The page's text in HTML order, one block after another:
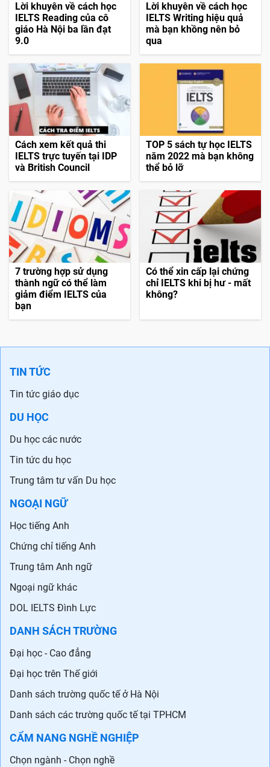
Lời khuyên về cách học
IELTS Reading của cô
giáo Hà Nội ba lần đạt
9.0
Lời khuyên về cách học
IELTS Writing hiệu quả
mà bạn khồng nên bỏ
qua
Cách xem kết quả thi
IELTS trực tuyến tại IDP
và British Council
TOP 5 sách tự học IELTS
năm 2022 mà bạn không
thể bỏ lỡ
7 trường hợp sử dụng
thành ngữ có thể làm
giảm điểm IELTS của
bạn
Có thể xin cấp lại chứng
chỉ IELTS khi bị hư - mất
không?
TIN TỨC
Tin tức giáo dục
DU HỌC
Du học các nước
Tin tức du học
Trung tâm tư vấn Du học
NGOẠI NGỮ
Học tiếng Anh
Chứng chỉ tiếng Anh
Trung tâm Anh ngữ
Ngoại ngữ khác
DOL IELTS Đình Lực
DANH SÁCH TRƯỜNG
Đại học - Cao đẳng
Đại học trên Thế giới
Danh sách trường quốc tế ở Hà Nội
Danh sách các trường quốc tế tại TPHCM
CẨM NANG NGHỀ NGHIỆP
Chọn ngành - Chọn nghề